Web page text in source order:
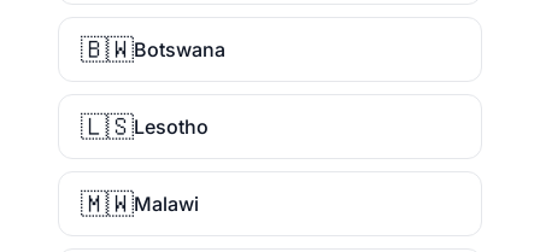
🇧🇼Botswana
🇱🇸Lesotho
🇲🇼Malawi